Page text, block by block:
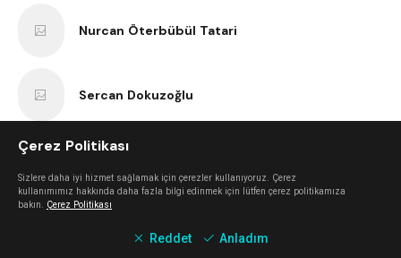
Nurcan Öterbübül Tatari
Sercan Dokuzoğlu
Çerez Politikası
Sizlere daha iyi hizmet sağlamak için çerezler kullanıyoruz. Çerez
kullanımımız hakkında daha fazla bilgi edinmek için lütfen çerez politikamıza
bakın. Çerez Politikası
Reddet Anladım